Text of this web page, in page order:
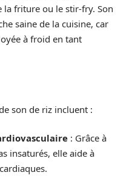
la friture ou le stir-fry. Son
saine de la cuisine, car
à froid en tant
son de riz incluent :
: Grâce à
insaturés, elle aide à